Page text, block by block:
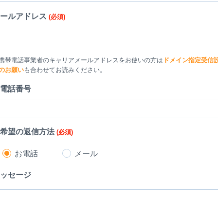
ルアドレス (必須)
帯電話事業者のキャリアメールアドレスをお使いの方は ドメイン指定受信
お願いも合わせてお読みください。
話番号
望の返信方法 (必須)
お電話 メール
セージ